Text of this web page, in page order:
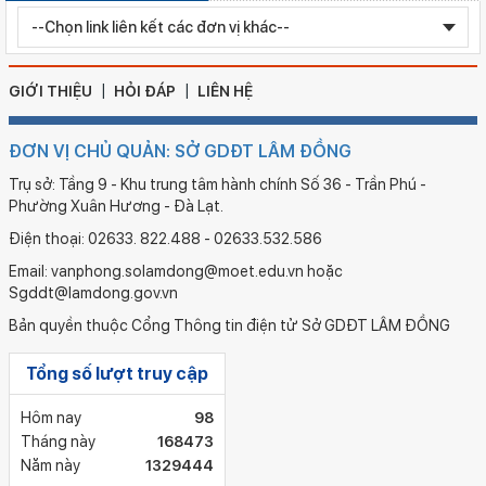
Chỉnh sửa bằng TN THPT LÊ HUỲNH NHƯ HẬU
GIỚI THIỆU HỎI ĐÁP LIÊN HỆ
ĐƠN VỊ CHỦ QUẢN: SỞ GDĐT LÂM ĐỒNG
Trụ sở: Tầng 9 - Khu trung tâm hành chính Số 36 - Trần Phú -
Phường Xuân Hương - Đà Lạt.
Điện thoại: 02633. 822.488 - 02633.532.586
Email: vanphong.solamdong@moet.edu.vn hoặc
Sgddt@lamdong.gov.vn
Bản quyền thuộc Cổng Thông tin điện tử Sở GDĐT LÂM ĐỒNG
Tổng số lượt truy cập
Hôm nay
98
Tháng này
168473
Năm này
1329444